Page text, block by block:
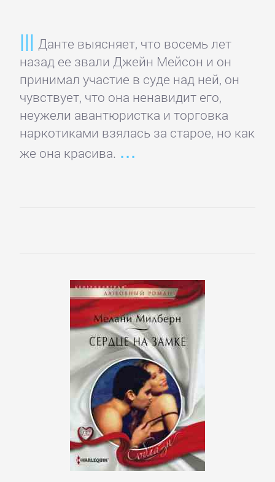
Данте выясняет, что восемь лет
назад ее звали Джейн Мейсон и он
принимал участие в суде над ней, он
чувствует, что она ненавидит его,
неужели авантюристка и торговка
наркотиками взялась за старое, но как
же она красива.
Зарубежная
прикладная
и
научно-
популярная
литература
Зарубежная
Зарубежное
Зарубежные
Зарубежные
любовные
Зарубежные